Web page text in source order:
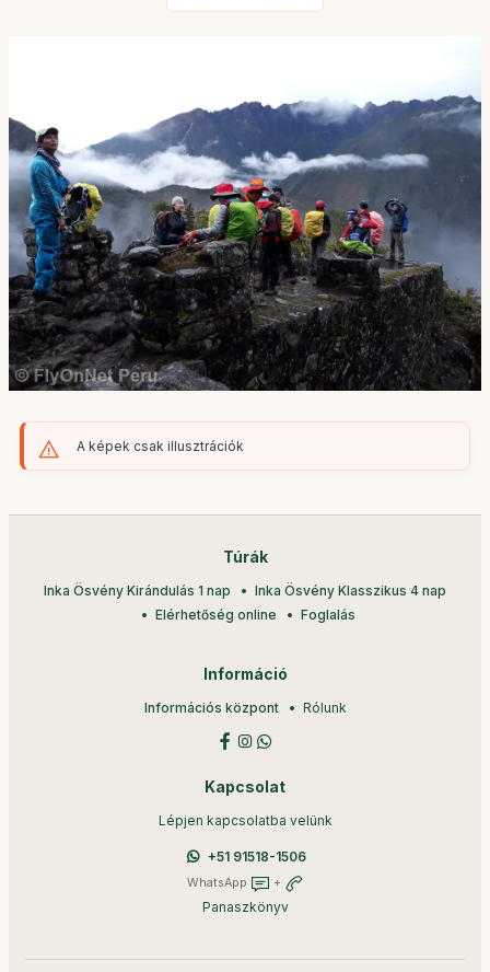
A képek csak illusztrációk
Túrák
Inka Ösvény Kirándulás 1 nap
Inka Ösvény Klasszikus 4 nap
Elérhetőség online
Foglalás
Információ
Információs központ Rólunk
Kapcsolat
Lépjen kapcsolatba velünk
+51 91518-1506
WhatsApp +
Panaszkönyv